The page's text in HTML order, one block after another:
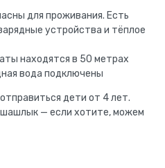
для проживания. Есть
устройства и тёплое
находятся в 50 метрах
вода подключены
дети от 4 лет.
— если хотите, можем